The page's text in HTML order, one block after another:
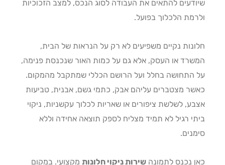
להתאים את העבודה לסוג הנכס, למצב הזכוכיות
הלכלוך בפועל.
נקיים משפיעים לא רק על הנראות של הבית,
או העסק, אלא גם על כמות האור שנכנסת פנימה,
התחושה בחלל ועל הרושם הכללי שמתקבל מהמקום.
מצטברים עליהם אבק, כתמי גשם, אבנית, טביעות
לשלשת ציפורים או שאריות לכלוך עקשניות, ניקוי
רגיל לא תמיד מצליח לספק תוצאה אחידה וללא
נכנס לתמונה שירות ניקוי חלונותמקצועי. במקום